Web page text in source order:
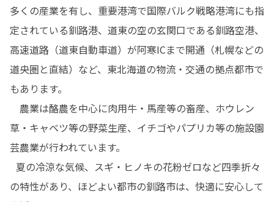
多くの産業を有し、重要港湾で国際バルク戦略港湾にも指
定されている釧路港、道東の空の玄関口である釧路空港、
高速道路（道東自動車道）が阿寒ICまで開通（札幌などの
道央圏と直結）など、東北海道の物流・交通の拠点都市で
もあります。
農業は酪農を中心に肉用牛・馬産等の畜産、ホウレン
草・キャベツ等の野菜生産、イチゴやパプリカ等の施設園
芸農業が行われています。
の特性があり、ほどよい都市の釧路市は、快適に安心して